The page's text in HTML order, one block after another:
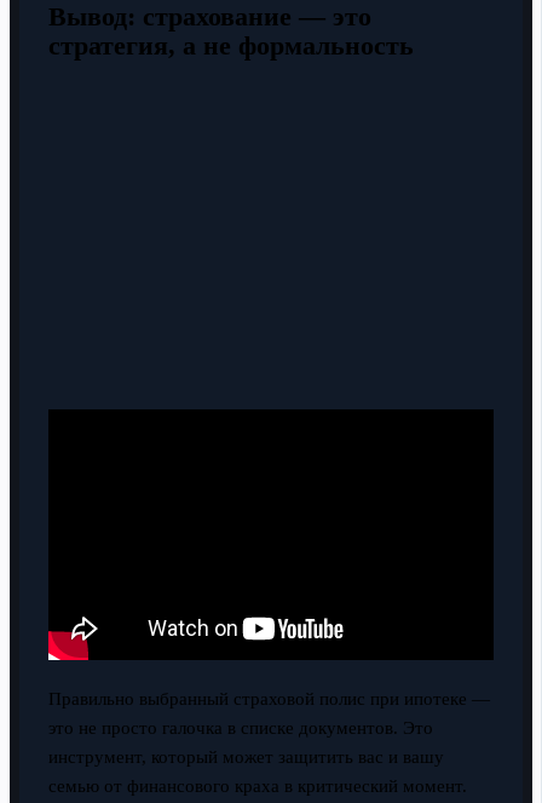
Вывод: страхование — это
стратегия, а не формальность
Правильно выбранный страховой полис при ипотеке —
это не просто галочка в списке документов. Это
инструмент, который может защитить вас и вашу
семью от финансового краха в критический момент.